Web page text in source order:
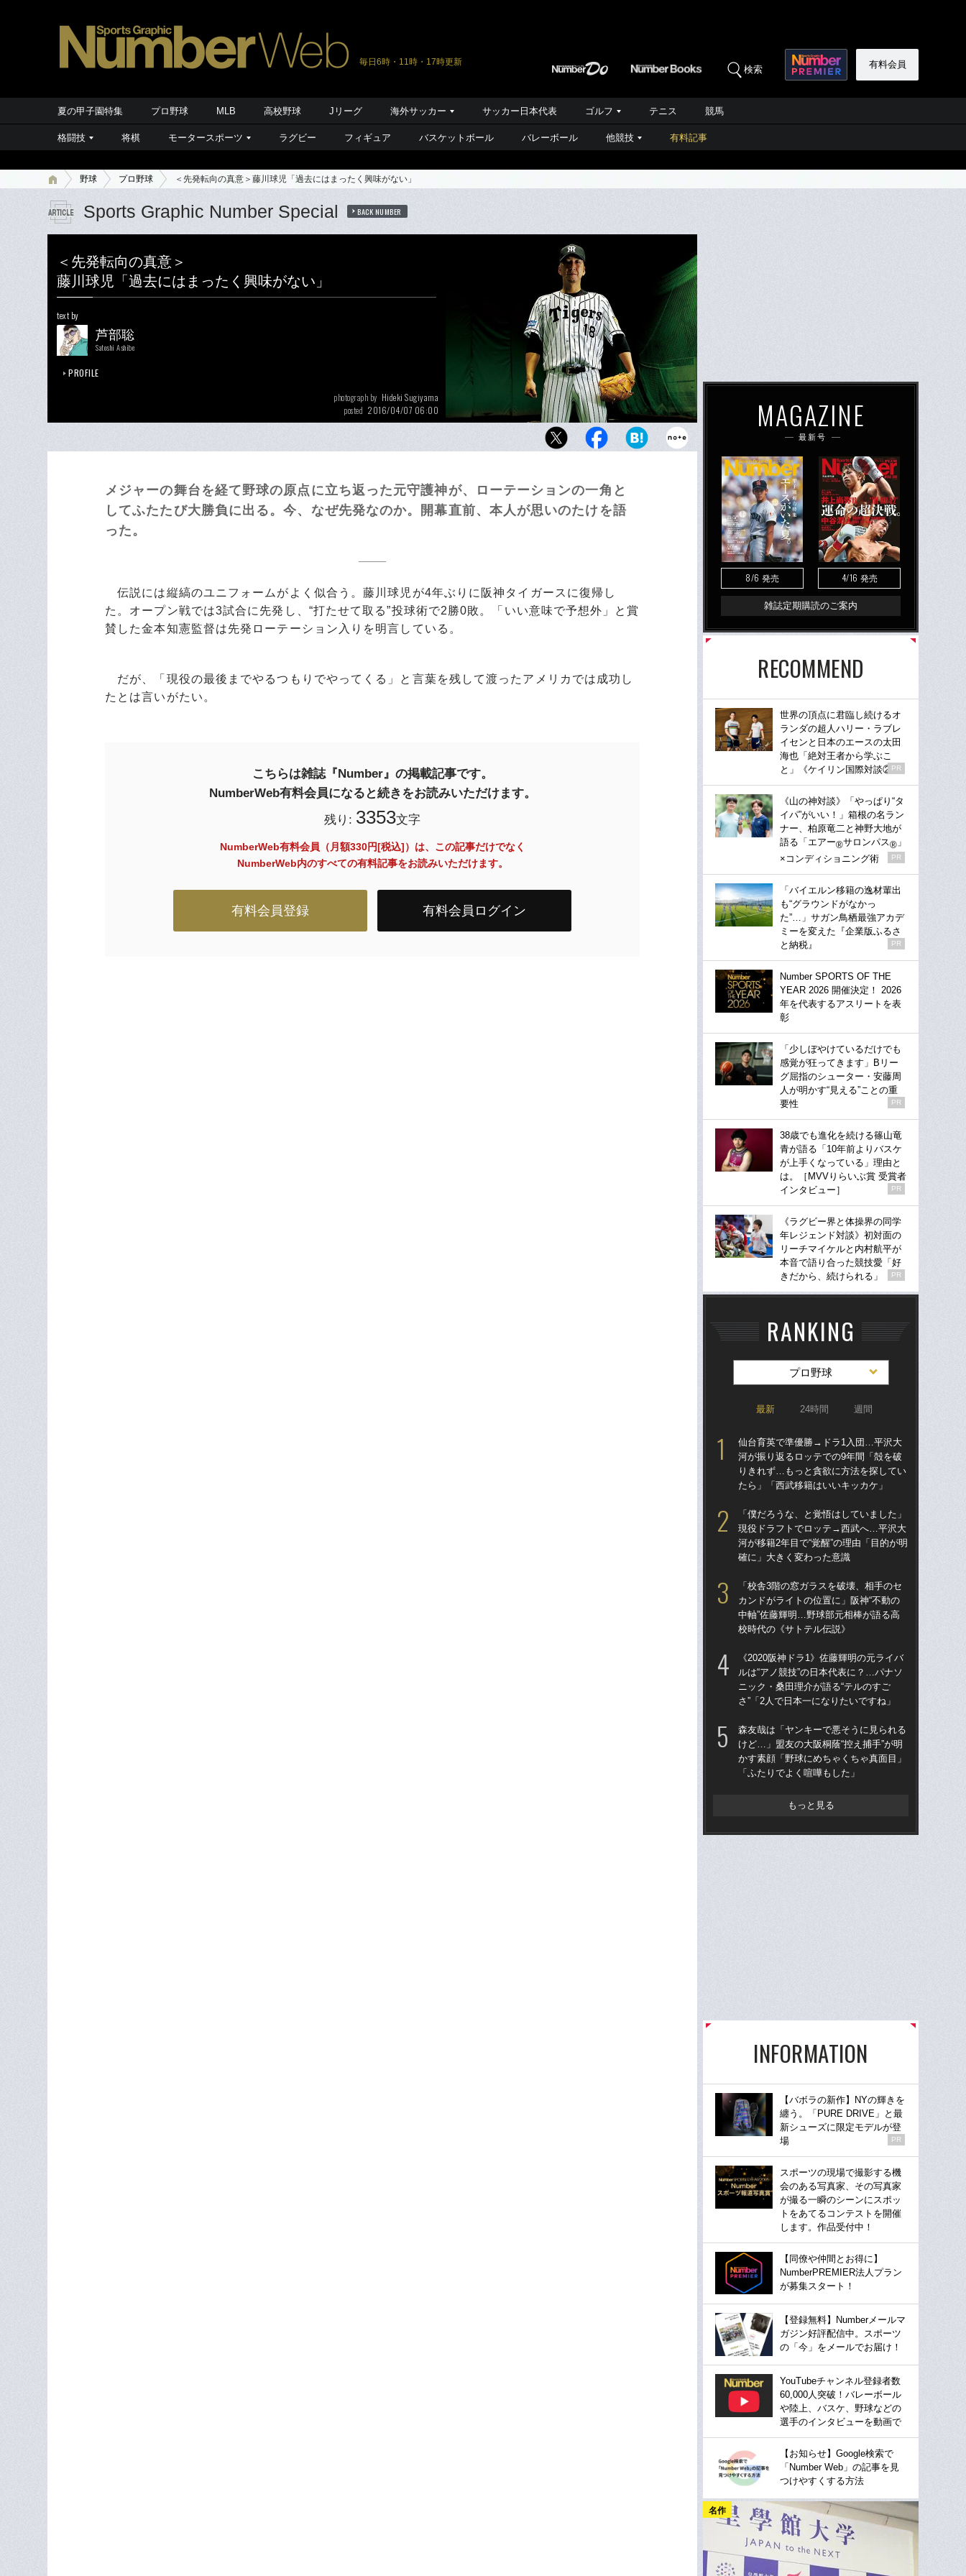
毎日6時・11時・17時更新
検索 有料会員
夏の甲子園特集 プロ野球 MLB 高校野球 Jリーグ 海外サッカー サッカー日本代表 ゴルフ テニス 競馬
格闘技 将棋 モータースポーツ ラグビー フィギュア バスケットボール バレーボール 他競技 有料記事
野球 プロ野球 ＜先発転向の真意＞藤川球児「過去にはまったく興味がない」
Sports Graphic Number Special BACK NUMBER
＜先発転向の真意＞
藤川球児「過去にはまったく興味がない」
text by
芦部聡
Satoshi Ashibe
PROFILE
photograph by Hideki Sugiyama
posted 2016/04/07 06:00
メジャーの舞台を経て野球の原点に立ち返った元守護神が、ローテーションの一角と
してふたたび大勝負に出る。今、なぜ先発なのか。開幕直前、本人が思いのたけを語
った。
伝説には縦縞のユニフォームがよく似合う。藤川球児が4年ぶりに阪神タイガースに復帰し
た。オープン戦では3試合に先発し、“打たせて取る”投球術で2勝0敗。「いい意味で予想外」と賞
賛した金本知憲監督は先発ローテーション入りを明言している。
だが、「現役の最後までやるつもりでやってくる」と言葉を残して渡ったアメリカでは成功し
たとは言いがたい。
こちらは雑誌『Number』の掲載記事です。
NumberWeb有料会員になると続きをお読みいただけます。
残り: 3353文字
NumberWeb有料会員（月額330円[税込]）は、この記事だけでなく
NumberWeb内のすべての有料記事をお読みいただけます。
有料会員登録 有料会員ログイン
MAGAZINE
最新号
8/6 発売 4/16 発売
雑誌定期購読のご案内
RECOMMEND
世界の頂点に君臨し続けるオ
ランダの超人ハリー・ラブレ
イセンと日本のエースの太田
海也「絶対王者から学ぶこ
と」《ケイリン国際対談②》
PR
《山の神対談》「やっぱり“タ
イパ”がいい！」箱根の名ラン
ナー、柏原竜二と神野大地が
語る「エアー®サロンパス® 」
×コンディショニング術
PR
「バイエルン移籍の逸材輩出
も“グラウンドがなかっ
た”…」サガン鳥栖最強アカデ
ミーを変えた『企業版ふるさ
と納税』
PR
Number SPORTS OF THE
YEAR 2026 開催決定！ 2026
年を代表するアスリートを表
彰
「少しぼやけているだけでも
感覚が狂ってきます」Bリー
グ屈指のシューター・安藤周
人が明かす“見える”ことの重
要性
PR
38歳でも進化を続ける篠山竜
青が語る「10年前よりバスケ
が上手くなっている」理由と
は。［MVVりらいぶ賞 受賞者
インタビュー］
PR
《ラグビー界と体操界の同学
年レジェンド対談》初対面の
リーチマイケルと内村航平が
本音で語り合った競技愛「好
きだから、続けられる」
PR
RANKING
プロ野球
最新 24時間 週間
仙台育英で準優勝→ドラ1入団…平沢大
河が振り返るロッテでの9年間「殻を破
りきれず…もっと貪欲に方法を探してい
たら」「西武移籍はいいキッカケ」
「僕だろうな、と覚悟はしていました」
現役ドラフトでロッテ→西武へ…平沢大
河が移籍2年目で“覚醒”の理由「目的が明
確に」大きく変わった意識
「校舎3階の窓ガラスを破壊、相手のセ
カンドがライトの位置に」阪神“不動の
中軸”佐藤輝明…野球部元相棒が語る高
校時代の《サトテル伝説》
《2020阪神ドラ1》佐藤輝明の元ライバ
ルは“アノ競技”の日本代表に？…パナソ
ニック・桑田理介が語る“テルのすご
さ”「2人で日本一になりたいですね」
森友哉は「ヤンキーで悪そうに見られる
けど…」盟友の大阪桐蔭“控え捕手”が明
かす素顔「野球にめちゃくちゃ真面目」
「ふたりでよく喧嘩もした」
もっと見る
INFORMATION
【バボラの新作】NYの輝きを
纏う。「PURE DRIVE」と最
新シューズに限定モデルが登
場
PR
スポーツの現場で撮影する機
会のある写真家、その写真家
が撮る一瞬のシーンにスポッ
トをあてるコンテストを開催
します。作品受付中！
【同僚や仲間とお得に】
NumberPREMIER法人プラン
が募集スタート！
【登録無料】Numberメールマ
ガジン好評配信中。スポーツ
の「今」をメールでお届け！
YouTubeチャンネル登録者数
60,000人突破！バレーボール
や陸上、バスケ、野球などの
選手のインタビューを動画で
【お知らせ】Google検索で
「Number Web」の記事を見
つけやすくする方法
名作